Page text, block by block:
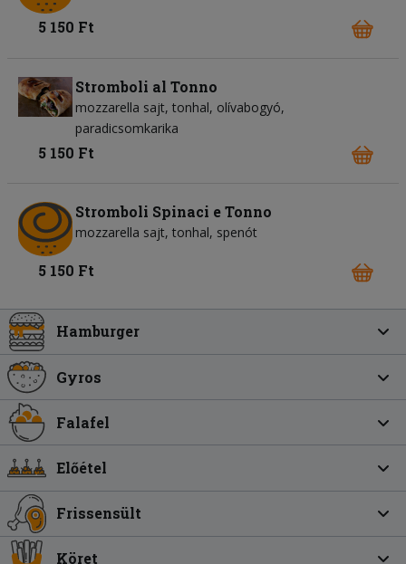
5 150 Ft
Stromboli al Tonno
mozzarella sajt tonhal olívabogyó
paradicsomkarika
5 150 Ft
Stromboli Spinaci e Tonno
mozzarella sajt tonhal spenót
5 150 Ft
Hamburger
Gyros
Falafel
Előétel
Frissensült
Köret